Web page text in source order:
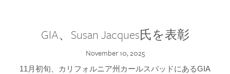
GIA、Susan Jacques氏を表彰
November 10, 2025
11月初旬、カリフォルニア州カールスバッドにあるGIA